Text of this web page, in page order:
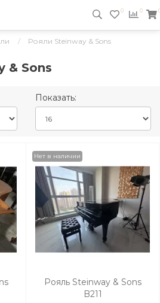
0 0
Рояли Steinway & Sons
& Sons
Показать:
Нет в наличии
Рояль Steinway & Sons
B211